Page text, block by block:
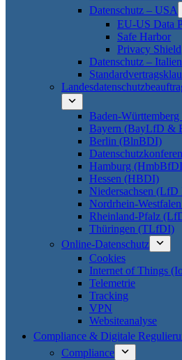
Datenschutz – USA
EU-US Data
Safe Harbor
Privacy Shield
Datenschutz – Italien
Baden-
Bayern (BayLfD &
Berlin (BlnBDI)
Hamburg
Hessen (HBDI)
Niedersachsen
Nordrhein-
Rheinland-Pfalz
Thüringen (TLfDI)
Online-Datenschutz
Cookies
Internet of Things
Telemetrie
Tracking
VPN
Websiteanalyse
Compliance & Digitale
Compliance